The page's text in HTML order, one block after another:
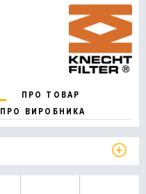
ПРО ТОВАР
ПРО ВИРОБНИКА